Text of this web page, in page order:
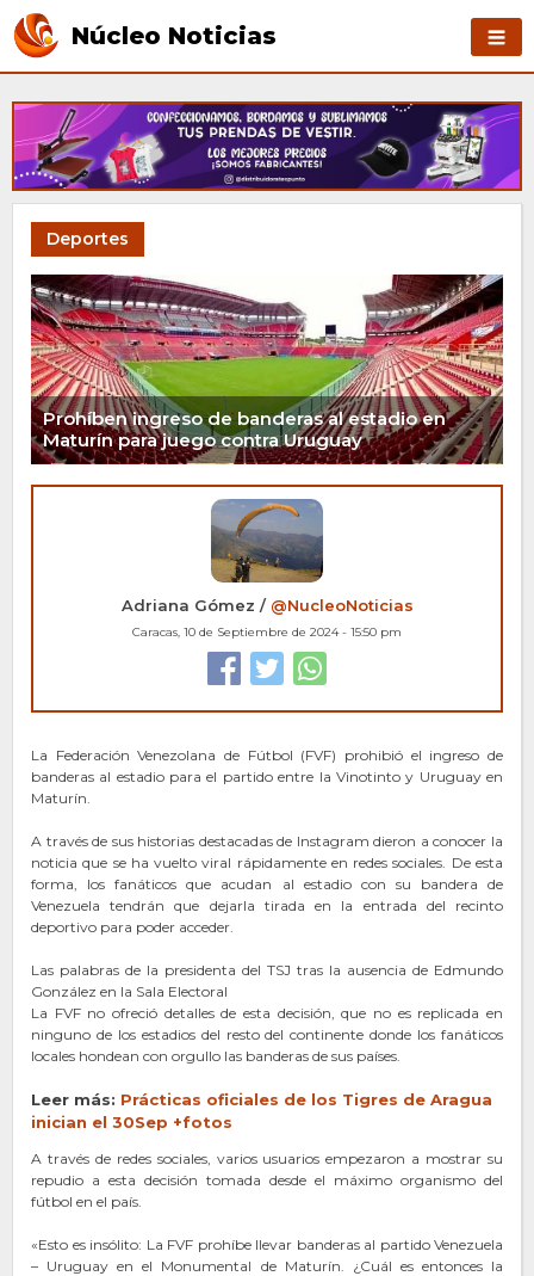
Núcleo Noticias
Deportes
Prohíben ingreso de banderas al estadio en
Maturín para juego contra Uruguay
Adriana Gómez / @NucleoNoticias
Caracas, 10 de Septiembre de 2024 - 15:50 pm
La Federación Venezolana de Fútbol (FVF) prohibió el ingreso de
banderas al estadio para el partido entre la Vinotinto y Uruguay en
Maturín.
A través de sus historias destacadas de Instagram dieron a conocer la
noticia que se ha vuelto viral rápidamente en redes sociales. De esta
forma, los fanáticos que acudan al estadio con su bandera de
Venezuela tendrán que dejarla tirada en la entrada del recinto
deportivo para poder acceder.
Las palabras de la presidenta del TSJ tras la ausencia de Edmundo
González en la Sala Electoral
La FVF no ofreció detalles de esta decisión, que no es replicada en
ninguno de los estadios del resto del continente donde los fanáticos
locales hondean con orgullo las banderas de sus países.
Leer más: Prácticas oficiales de los Tigres de Aragua
inician el 30Sep +fotos
A través de redes sociales, varios usuarios empezaron a mostrar su
repudio a esta decisión tomada desde el máximo organismo del
fútbol en el país.
«Esto es insólito: La FVF prohíbe llevar banderas al partido Venezuela
– Uruguay en el Monumental de Maturín. ¿Cuál es entonces la